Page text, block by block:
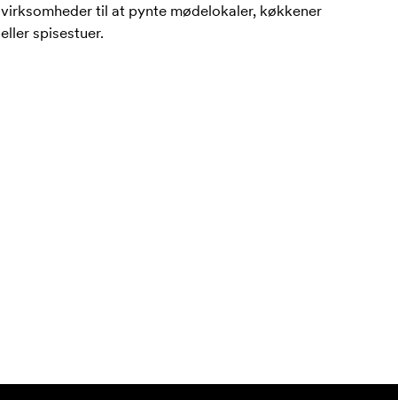
virksomheder til at pynte mødelokaler, køkkener
eller spisestuer.